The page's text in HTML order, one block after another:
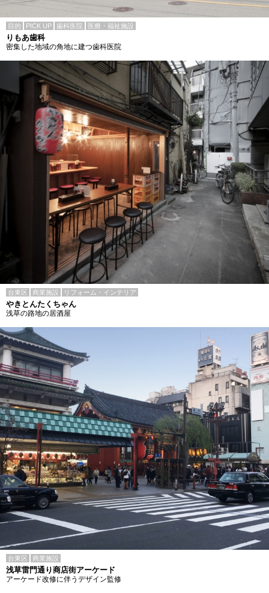
目的 PICK UP 歯科医院 医療・福祉施設
りもあ歯科
密集した地域の角地に建つ歯科医院
台東区 商業施設 リフォーム・インテリア
やきとんたくちゃん
浅草の路地の居酒屋
台東区 商業施設
浅草雷門通り商店街アーケード
アーケード改修に伴うデザイン監修